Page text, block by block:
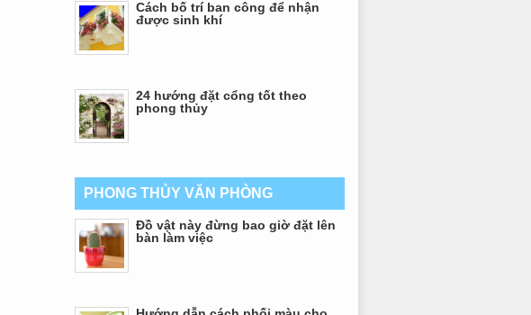
Cách bố trí ban công để nhận
được sinh khí
24 hướng đặt cổng tốt theo
phong thủy
PHONG THỦY VĂN PHÒNG
Đồ vật này đừng bao giờ đặt lên
bàn làm việc